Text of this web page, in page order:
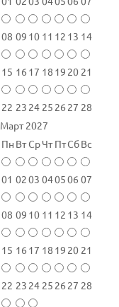
08 09 10 11 12 13 14
15 16 17 18 19 20 21
22 23 24 25 26 27 28
Март 2027
Пн ВтСрЧт ПтСбВс
01 0203 040506 07
08 09 10 11 12 13 14
15 16 17 18 19 20 21
22 23 24 25 26 27 28